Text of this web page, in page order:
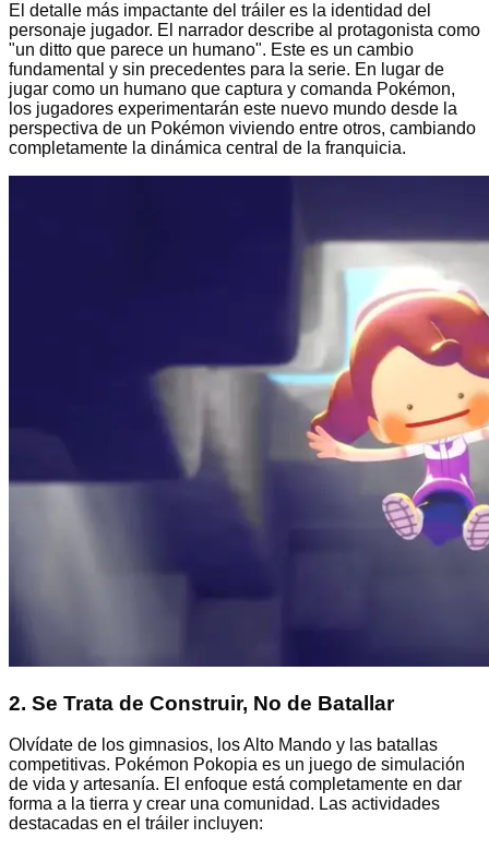
El detalle más impactante del tráiler es la identidad del
personaje jugador. El narrador describe al protagonista como
"un ditto que parece un humano". Este es un cambio
fundamental y sin precedentes para la serie. En lugar de
jugar como un humano que captura y comanda Pokémon,
los jugadores experimentarán este nuevo mundo desde la
perspectiva de un Pokémon viviendo entre otros, cambiando
completamente la dinámica central de la franquicia.
2. Se Trata de Construir, No de Batallar
Olvídate de los gimnasios, los Alto Mando y las batallas
competitivas. Pokémon Pokopia es un juego de simulación
de vida y artesanía. El enfoque está completamente en dar
forma a la tierra y crear una comunidad. Las actividades
destacadas en el tráiler incluyen: